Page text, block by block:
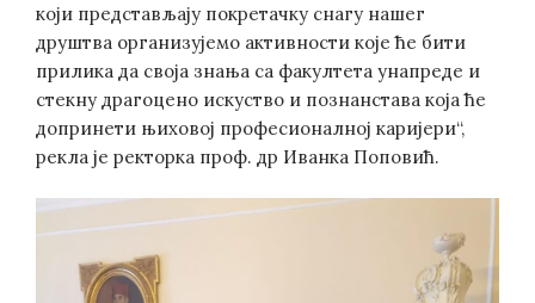
који представљају покретачку снагу нашег
друштва организујемо активности које ће бити
прилика да своја знања са факултета унапреде и
стекну драгоцено искуство и познанстава која ће
допринети њиховој професионалној каријери“,
рекла је ректорка проф. др Иванка Поповић.